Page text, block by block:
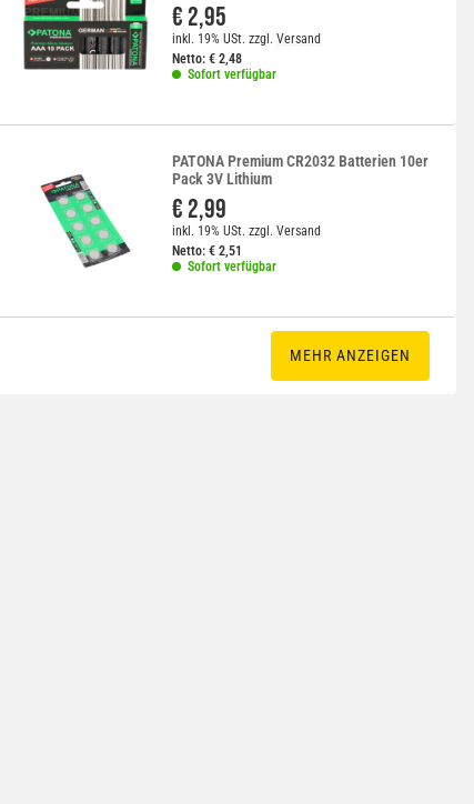
€ 2,95
inkl. 19% USt. zzgl.Versand
Netto: €2,48
Sofort verfügbar
PATONA Premium CR2032 Batterien 10er
Pack 3V Lithium
€ 2,99
inkl. 19% USt. zzgl.Versand
Netto: €2,51
Sofort verfügbar
MEHR ANZEIGEN